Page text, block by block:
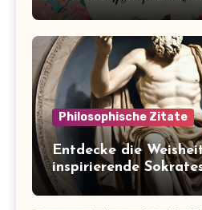
und inspirierend!
Philosophische Zitate
Entdecke die
inspirierende
dein Leben verändern